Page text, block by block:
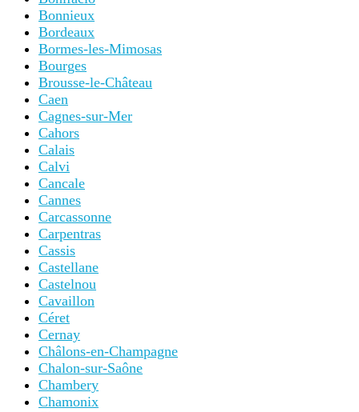
Bonnieux
Bordeaux
Bormes-les-Mimosas
Bourges
Brousse-le-Château
Caen
Cagnes-sur-Mer
Cahors
Calais
Calvi
Cancale
Cannes
Carcassonne
Carpentras
Cassis
Castellane
Castelnou
Cavaillon
Céret
Cernay
Châlons-en-Champagne
Chalon-sur-Saône
Chambery
Chamonix